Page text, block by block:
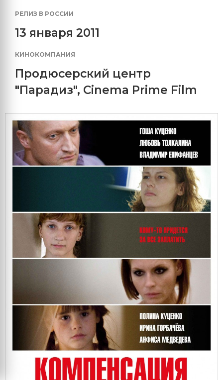
РЕЛИЗ В РОССИИ
13 января 2011
КИНОКОМПАНИЯ
Продюсерский центр
"Парадиз", Cinema Prime Film